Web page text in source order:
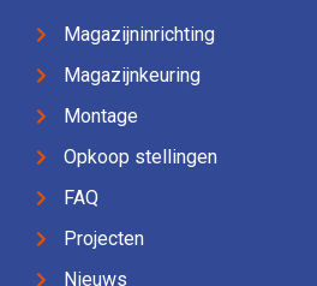
Magazijninrichting
Magazijnkeuring
Montage
Opkoop stellingen
FAQ
Projecten
Nieuws